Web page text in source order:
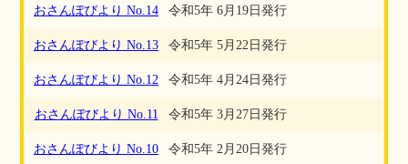
おさんぽびより No.14 令和5年 6月19日発行
おさんぽびより No.13 令和5年 5月22日発行
おさんぽびより No.12 令和5年 4月24日発行
おさんぽびより No.11 令和5年 3月27日発行
おさんぽびより No.10 令和5年 2月20日発行